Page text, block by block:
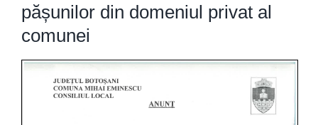
pășunilor din domeniul privat al
comunei